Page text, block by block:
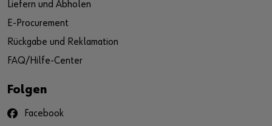
Liefern und Abholen
E-Procurement
Rückgabe und Reklamation
FAQ/Hilfe-Center
Folgen
Facebook